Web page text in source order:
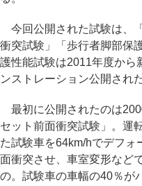
今回公開された試験は、
衝突試験」「歩行者脚部保
護性能試験は2011年度から
ンストレーション公開された
最初に公開されたのは
セット前面衝突試験」。運
た試験車を64km/hでデフォ
面衝突させ、車室変形など
の。試験車の車幅の40％が